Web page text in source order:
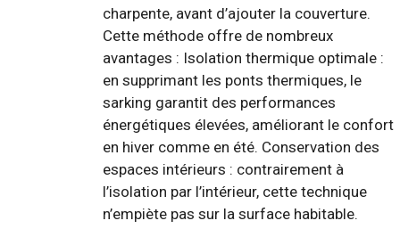
charpente, avant d’ajouter la couverture.
Cette méthode offre de nombreux
avantages : Isolation thermique optimale :
en supprimant les ponts thermiques, le
sarking garantit des performances
énergétiques élevées, améliorant le confort
en hiver comme en été. Conservation des
espaces intérieurs : contrairement à
l’isolation par l’intérieur, cette technique
n’empiète pas sur la surface habitable.